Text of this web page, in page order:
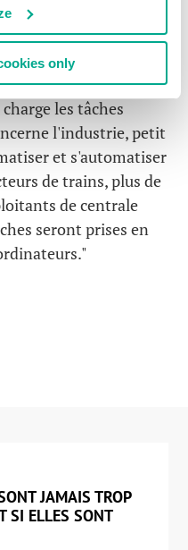
only
2013
nous entoure, Eugene
continuer à évoluer et
les tâches
l'industrie, petit
et s'automatiser
de trains, plus de
de centrale
seront prises en
JAMAIS TROP
SI ELLES SONT